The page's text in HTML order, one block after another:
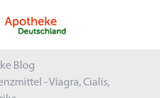
Blog
- Viagra, Cialis,